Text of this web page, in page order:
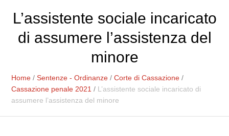
L’assistente sociale incaricato
di assumere l’assistenza del
minore
Home /Sentenze - Ordinanze /Corte di Cassazione /
Cassazione penale 2021 / L’assistente sociale incaricato di
assumere l’assistenza del minore